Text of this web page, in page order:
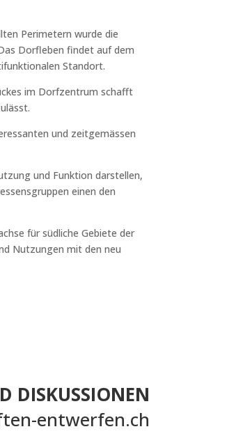
Perimetern wurde die
Dorfleben findet auf dem
Standort.
im Dorfzentrum schafft
und zeitgemässen
und Funktion darstellen,
einen den
für südliche Gebiete der
Nutzungen mit den neu
DISKUSSIONEN
entwerfen.ch